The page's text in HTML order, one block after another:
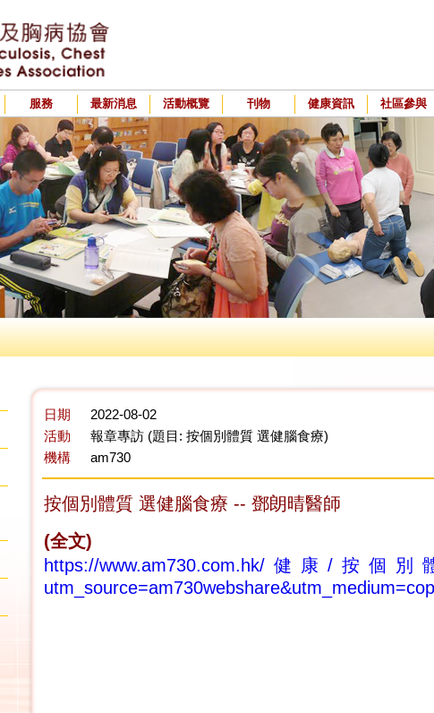
服務 最新消息 活動概覽 刊物 健康資訊 社區參與
日期
2022-08-02
活動
報章專訪 (題目: 按個別體質 選健腦食療)
機構
am730
按個別體質 選健腦食療 -- 鄧朗晴醫師
(全文)
https://www.am730.com.hk/健康/按個